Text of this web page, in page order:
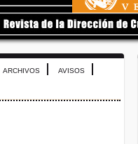
ARCHIVOS AVISOS